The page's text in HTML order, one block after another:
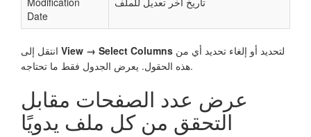
Date
View → Select Columns
هذه الحقول. يعرض الجدول فقط ما تحتاجه.
عرض عدد الصفحات مقابل
التحقق من كل ملف يدويًا